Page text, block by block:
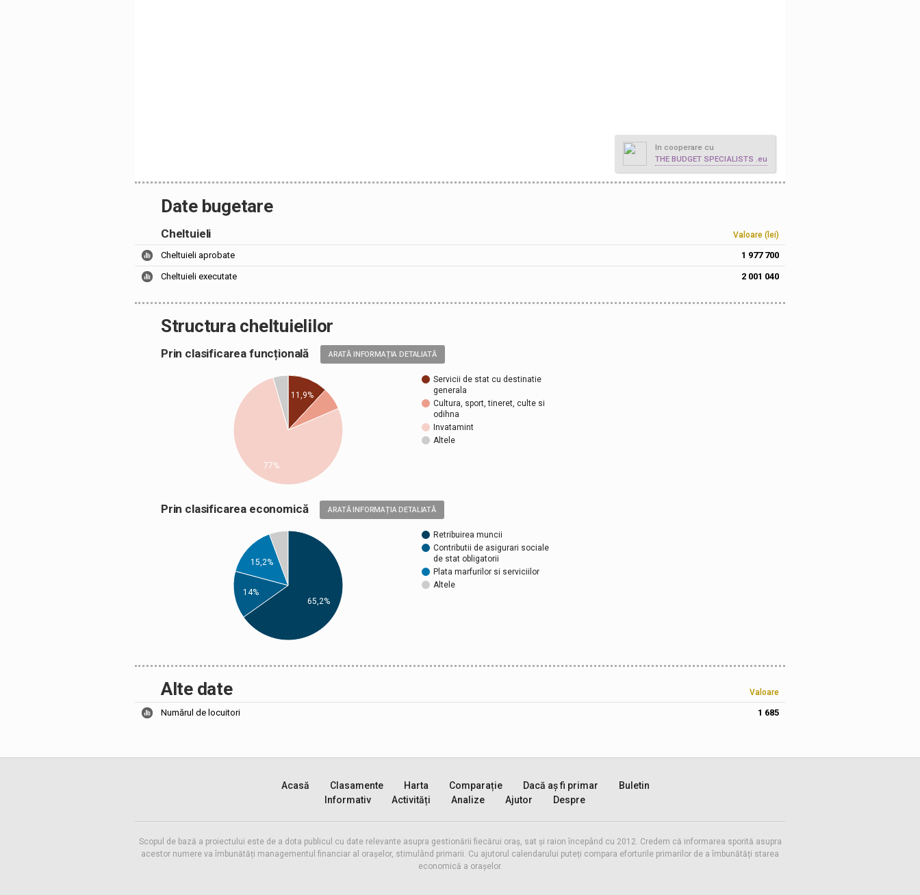
In cooperare cu
THE BUDGET SPECIALISTS .eu
Date bugetare
Cheltuieli Valoare (lei)
Cheltuieli aprobate 1 977 700
Cheltuieli executate 2 001 040
Structura cheltuielilor
Prin clasificarea funcțională ARATĂ INFORMAȚIA DETALIATĂ
Servicii de stat cu destinatie
generala
Cultura, sport, tineret, culte si
odihna
Invatamint
Altele
11,9%
77%
Prin clasificarea economică ARATĂ INFORMAȚIA DETALIATĂ
Retribuirea muncii
Contributii de asigurari sociale
de stat obligatorii
Plata marfurilor si serviciilor
Altele
15,2%
14%
65,2%
Alte date Valoare
Numărul de locuitori 1 685
Acasă Clasamente Harta Comparație Dacă aș fi primar
Buletin
Informativ
Activități Analize Ajutor Despre
Scopul de bază a proiectului este de a dota publicul cu date relevante asupra gestionării fiecărui oraș, sat și raion începând cu 2012. Credem că informarea sporită asupra
acestor numere va îmbunătăți managementul financiar al orașelor, stimulând primarii. Cu ajutorul calendarului puteți compara eforturile primarilor de a îmbunătăți starea
economică a orașelor.